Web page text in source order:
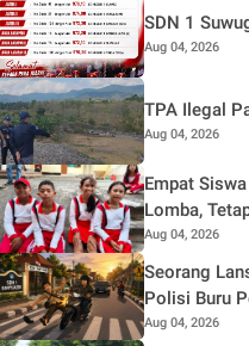
SDN 1
Aug 04, 2026
TPA Ilegal
Aug 04, 2026
Empat
Lomba,
Aug 04, 2026
Seorang
Polisi Buru
Aug 04, 2026